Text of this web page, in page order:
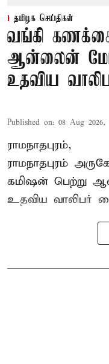
தமிழக செய்திகள்
வங்கி
ஆன்லைன்
உதவிய
Published on: 08 Aug 2026,
ராமநாதபுரம்,
ராமநாதபுரம்
கமிஷன் பெற்று
உதவிய வாலிபர்